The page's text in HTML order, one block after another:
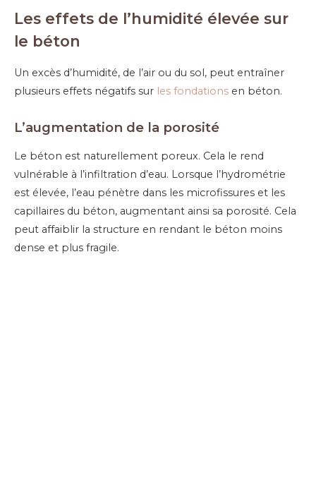
Les effets de l’humidité élevée sur
le béton
Un excès d’humidité, de l’air ou du sol, peut entraîner
plusieurs effets négatifs sur les fondations en béton.
L’augmentation de la porosité
Le béton est naturellement poreux. Cela le rend
vulnérable à l’infiltration d’eau. Lorsque l’hydrométrie
est élevée, l’eau pénètre dans les microfissures et les
capillaires du béton, augmentant ainsi sa porosité. Cela
peut affaiblir la structure en rendant le béton moins
dense et plus fragile.